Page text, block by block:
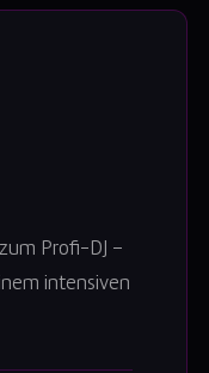
Profi-DJ –
intensiven